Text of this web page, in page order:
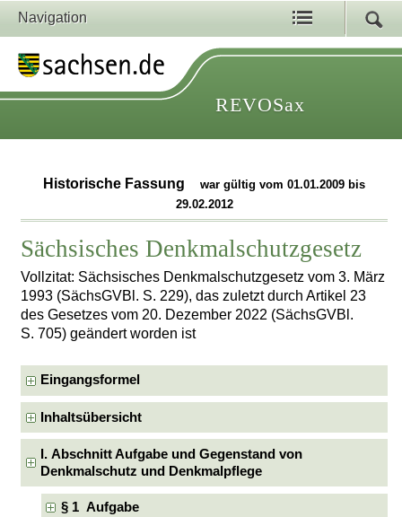
Navigation
REVOSax
Historische Fassung
war gültig vom 01.01.2009 bis
29.02.2012
Sächsisches Denkmalschutzgesetz
Vollzitat: Sächsisches Denkmalschutzgesetz vom 3. März
1993 (SächsGVBl. S. 229), das zuletzt durch Artikel 23
des Gesetzes vom 20. Dezember 2022 (SächsGVBl.
S. 705) geändert worden ist
Eingangsformel
Inhaltsübersicht
I. Abschnitt Aufgabe und Gegenstand von
Denkmalschutz und Denkmalpflege
§ 1 Aufgabe